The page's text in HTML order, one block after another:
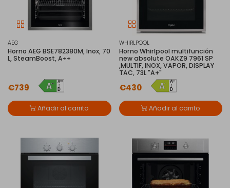
AEG
Horno AEG BSE782380M, Inox, 70
L, SteamBoost, A++
€739
Añadir al carrito
WHIRLPOOL
Horno Whirlpool multifunción
new absolute OAKZ9 7961 SP
,MULTIF, INOX, VAPOR, DISPLAY
TAC, 73L "A+"
€430
Añadir al carrito